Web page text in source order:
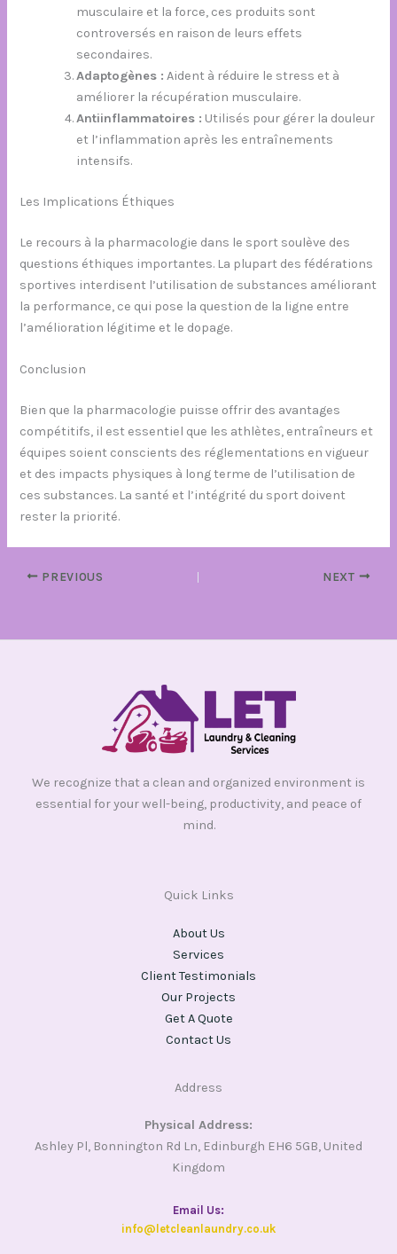
musculaire et la force, ces produits sont
controversés en raison de leurs effets
secondaires.
Adaptogènes : Aident à réduire le stress et à
améliorer la récupération musculaire.
Antiinflammatoires : Utilisés pour gérer la douleur
et l’inflammation après les entraînements
intensifs.
Les Implications Éthiques
Le recours à la pharmacologie dans le sport soulève des
questions éthiques importantes. La plupart des fédérations
sportives interdisent l’utilisation de substances améliorant
la performance, ce qui pose la question de la ligne entre
l’amélioration légitime et le dopage.
Conclusion
Bien que la pharmacologie puisse offrir des avantages
compétitifs, il est essentiel que les athlètes, entraîneurs et
équipes soient conscients des réglementations en vigueur
et des impacts physiques à long terme de l’utilisation de
ces substances. La santé et l’intégrité du sport doivent
rester la priorité.
PREVIOUS NEXT
We recognize that a clean and organized environment is
essential for your well-being, productivity, and peace of
mind.
Quick Links
About Us
Services
Client Testimonials
Our Projects
Get A Quote
Contact Us
Address
Physical Address:
Ashley Pl, Bonnington Rd Ln, Edinburgh EH6 5GB, United
Kingdom
Email Us​:
info@letcleanlaundry.co.uk